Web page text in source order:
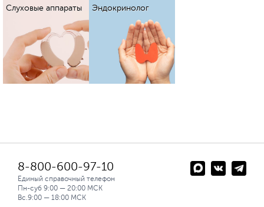
Слуховые аппараты Эндокринолог
8-800-600-97-10
Единый справочный телефон
Пн-суб 9:00 — 20:00 МСК
Вс.9:00 — 18:00 МСК